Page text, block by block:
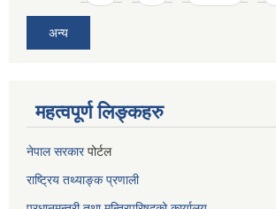
अन्य
महत्वपूर्ण लिङ्कहरु
नेपाल सरकारपोर्टल
राष्ट्रिय तथ्याङ्क प्रणाली